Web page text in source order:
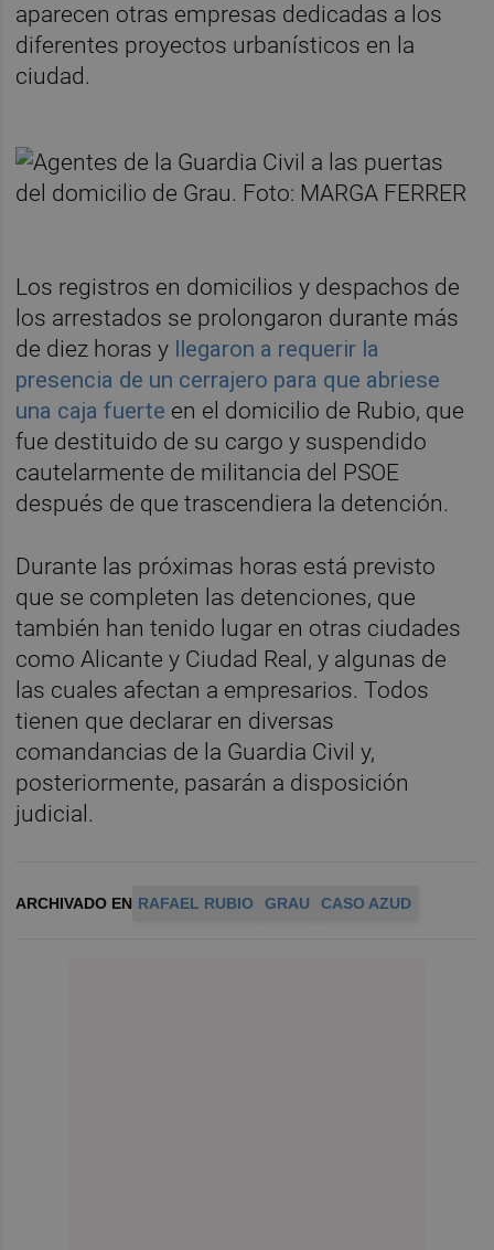
aparecen otras empresas dedicadas a los
diferentes proyectos urbanísticos en la
ciudad.
Los registros en domicilios y despachos de
los arrestados se prolongaron durante más
de diez horas y llegaron a requerir la
presencia de un cerrajero para que abriese
una caja fuerte en el domicilio de Rubio, que
fue destituido de su cargo y suspendido
cautelarmente de militancia del PSOE
después de que trascendiera la detención.
Durante las próximas horas está previsto
que se completen las detenciones, que
también han tenido lugar en otras ciudades
como Alicante y Ciudad Real, y algunas de
las cuales afectan a empresarios. Todos
tienen que declarar en diversas
comandancias de la Guardia Civil y,
posteriormente, pasarán a disposición
judicial.
ARCHIVADO EN RAFAEL RUBIO GRAU CASO AZUD